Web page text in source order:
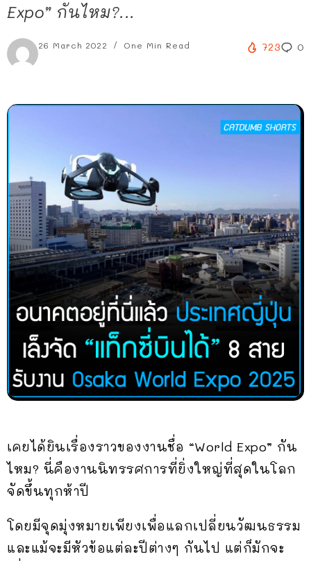
Expo” กันไหม?...
26 March 2022 One Min Read 723 0
เคยได้ยินเรื่องราวของงานชื่อ “World Expo” กัน
ไหม? นี่คืองานนิทรรศการที่ยิ่งใหญ่ที่สุดในโลก
จัดขึ้นทุกห้าปี
โดยมีจุดมุ่งหมายเพียงเพื่อแลกเปลี่ยนวัฒนธรรม
และแม้จะมีหัวข้อแต่ละปีต่างๆ กันไป แต่ก็มักจะ